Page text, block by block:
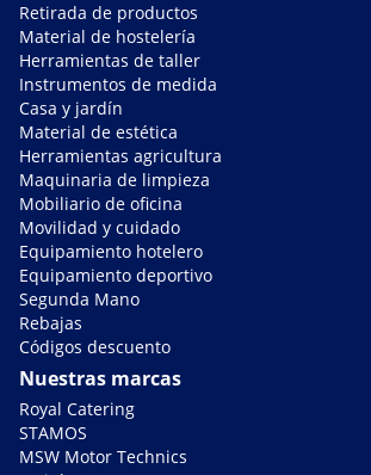
Retirada de productos
Material de hostelería
Herramientas de taller
Instrumentos de medida
Casa y jardín
Material de estética
Herramientas agricultura
Maquinaria de limpieza
Mobiliario de oficina
Movilidad y cuidado
Equipamiento hotelero
Equipamiento deportivo
Segunda Mano
Rebajas
Códigos descuento
Nuestras marcas
Royal Catering
STAMOS
MSW Motor Technics